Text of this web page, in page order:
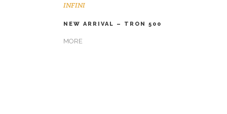
INFINI
NEW ARRIVAL – TRON 500
MORE